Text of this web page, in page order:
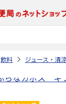
飲料 ジュース・清